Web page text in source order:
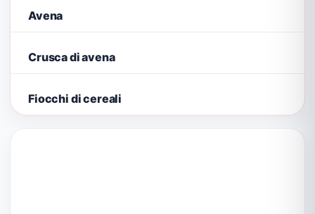
Avena
Crusca di avena
Fiocchi di cereali